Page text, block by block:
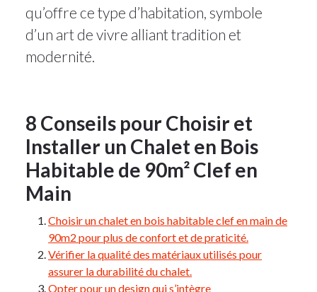
qu’offre ce type d’habitation, symbole
d’un art de vivre alliant tradition et
modernité.
8 Conseils pour Choisir et
Installer un Chalet en Bois
Habitable de 90m² Clef en
Main
Choisir un chalet en bois habitable clef en main de
90m2 pour plus de confort et de praticité.
Vérifier la qualité des matériaux utilisés pour
assurer la durabilité du chalet.
Opter pour un design qui s’intègre